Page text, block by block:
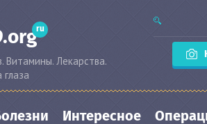
ru
Витамины. Лекарства.
Интересное